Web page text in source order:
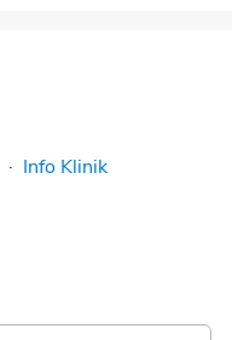
· Info Klinik